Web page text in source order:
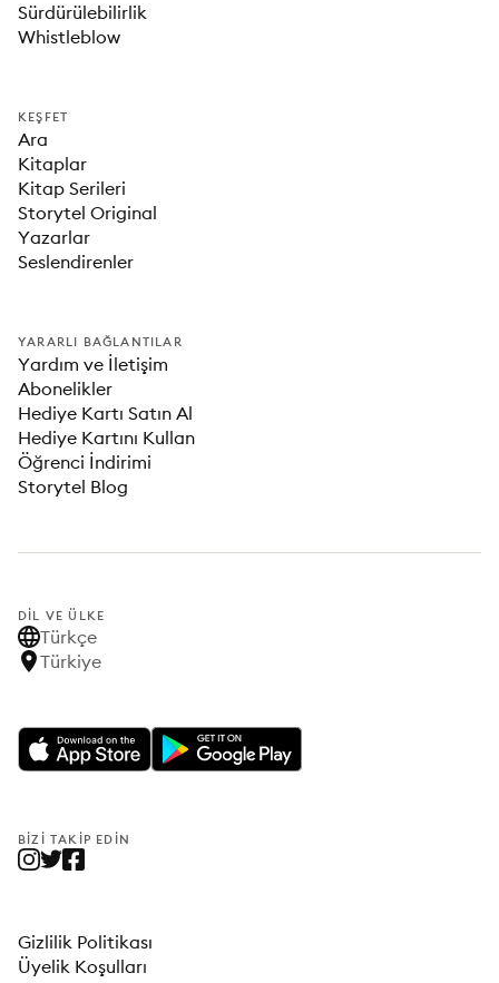
Sürdürülebilirlik
Whistleblow
KEŞFET
Ara
Kitaplar
Kitap Serileri
Storytel Original
Yazarlar
Seslendirenler
YARARLI BAĞLANTILAR
Yardım ve İletişim
Abonelikler
Hediye Kartı Satın Al
Hediye Kartını Kullan
Öğrenci İndirimi
Storytel Blog
DIL VE ÜLKE
Türkçe
Türkiye
BIZI TAKIP EDIN
Gizlilik Politikası
Üyelik Koşulları